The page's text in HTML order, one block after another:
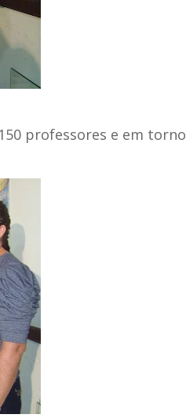
professores e em torno